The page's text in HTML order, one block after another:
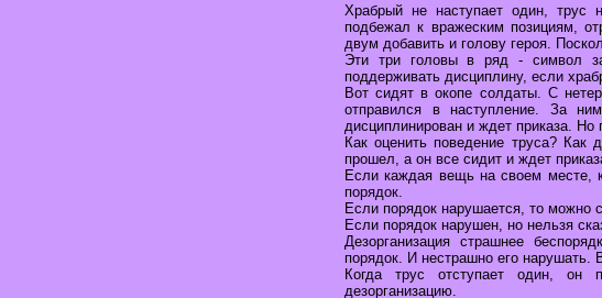
Храбрый не наступает один, трус
подбежал к вражеским позициям,
двум добавить и голову героя.
Эти три головы в ряд - символ
поддерживать дисциплину, если
Вот сидят в окопе солдаты. С
отправился в наступление. За
дисциплинирован и ждет приказа. Но
Как оценить поведение труса? Как
прошел, а он все сидит и ждет
Если каждая вещь на своем месте,
порядок.
Если порядок нарушается, то можно
Если порядок нарушен, но нельзя
Дезорганизация страшнее
порядок. И нестрашно его нарушать.
Когда трус отступает один, он
дезорганизацию.